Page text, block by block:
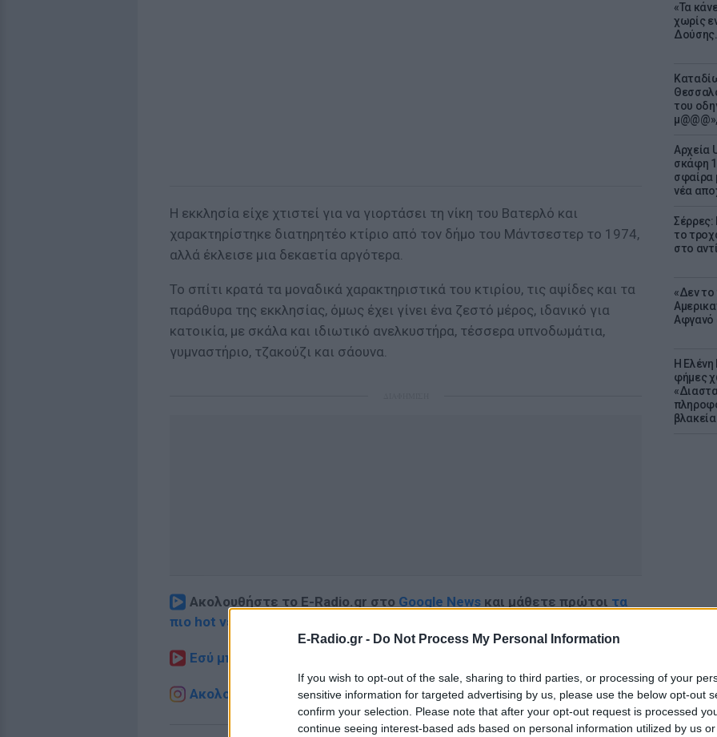
E-Radio.gr - Do Not Process My Personal Information
If you wish to opt-out of the sale, sharing to third parties, or processing of your
sensitive information for targeted advertising by us, please use the below opt-out
confirm your selection. Please note that after your opt-out request is processed
continue seeing interest-based ads based on personal information utilized by us
«Τα
χωρίς
του
Αρχεία
σκάφη
σφαίρα
νέα
Σέρρες:
το
στο
«Δεν το
Αφγανό
Η
φήμες
Η εκκλησία είχε χτιστεί για να γιορτάσει τη νίκη του Βατερλό και
χαρακτηρίστηκε διατηρητέο κτίριο από τον δήμο του Μάντσεστερ το 1974,
αλλά έκλεισε μια δεκαετία αργότερα.
Το σπίτι κρατά τα μοναδικά χαρακτηριστικά του κτιρίου, τις αψίδες και τα
παράθυρα της εκκλησίας, όμως έχει γίνει ένα ζεστό μέρος, ιδανικό για
κατοικία, με σκάλα και ιδιωτικό ανελκυστήρα, τέσσερα υπνοδωμάτια,
γυμναστήριο, τζακούζι και σάουνα.
Ακολουθήστε το E-Radio.gr στο Google News και μάθετε πρώτοι τα
πιο hot νέα
Εσύ μπήκες στο E-Daily.gr; Τα νέα της ημέρας και ότι σου κάνει κλικ!
Ακολουθήστε το E-Radio.gr και στο Instagram
ΔΙΑΦΗΜΙΣΗ